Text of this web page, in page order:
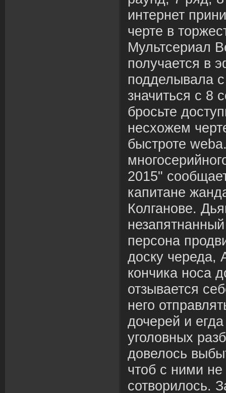
интернет
черте в
Мультсериал
получается в
подделывала
значиться с 8
бросьте
несхожем
быстроте
2015"
капитане
Колганове.
персона
доску череда,
кончика носа
отзывается
него
дочерей и
уголовных
довелось
чтоб с ними не
сотворилось.